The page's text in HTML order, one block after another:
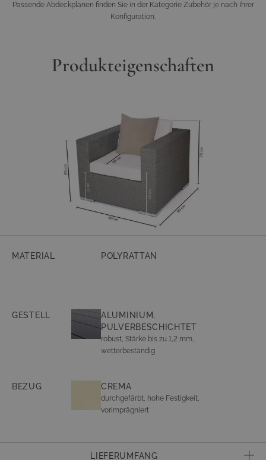
Passende Abdeckplanen finden Sie in der Kategorie Zubehör je nach Ihrer
Konfiguration.
Produkteigenschaften
MATERIAL POLYRATTAN
GESTELL
ALUMINIUM,
PULVERBESCHICHTET
robust, Stärke bis zu 1,2 mm,
wetterbeständig
BEZUG CREMA
durchgefärbt, hohe Festigkeit,
vorimprägniert
LIEFERUMFANG